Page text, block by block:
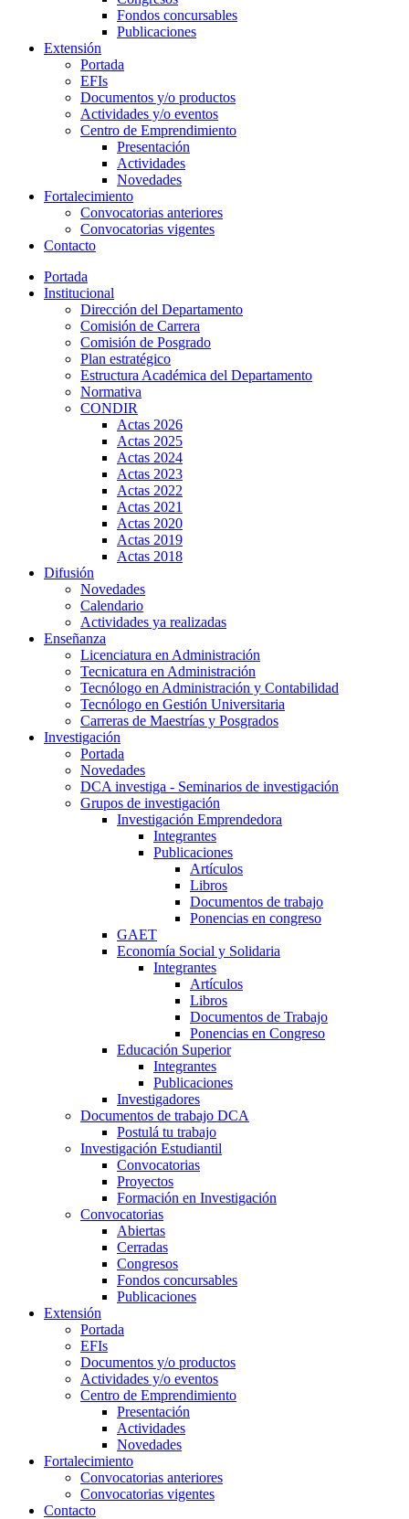
Fondos concursables
Publicaciones
Extensión
Portada
EFIs
Documentos y/o productos
Actividades y/o eventos
Centro de Emprendimiento
Presentación
Actividades
Novedades
Fortalecimiento
Convocatorias anteriores
Convocatorias vigentes
Contacto
Portada
Institucional
Dirección del Departamento
Comisión de Carrera
Comisión de Posgrado
Plan estratégico
Estructura Académica del Departamento
Normativa
CONDIR
Actas 2026
Actas 2025
Actas 2024
Actas 2023
Actas 2022
Actas 2021
Actas 2020
Actas 2019
Actas 2018
Difusión
Novedades
Calendario
Actividades ya realizadas
Enseñanza
Licenciatura en Administración
Tecnicatura en Administración
Tecnólogo en Administración y Contabilidad
Tecnólogo en Gestión Universitaria
Carreras de Maestrías y Posgrados
Investigación
Portada
Novedades
DCA investiga - Seminarios de investigación
Grupos de investigación
Investigación Emprendedora
Integrantes
Publicaciones
Artículos
Libros
Documentos de trabajo
Ponencias en congreso
GAET
Economía Social y Solidaria
Integrantes
Artículos
Libros
Documentos de Trabajo
Ponencias en Congreso
Educación Superior
Integrantes
Publicaciones
Investigadores
Documentos de trabajo DCA
Postulá tu trabajo
Investigación Estudiantil
Convocatorias
Proyectos
Formación en Investigación
Convocatorias
Abiertas
Cerradas
Congresos
Fondos concursables
Publicaciones
Extensión
Portada
EFIs
Documentos y/o productos
Actividades y/o eventos
Centro de Emprendimiento
Presentación
Actividades
Novedades
Fortalecimiento
Convocatorias anteriores
Convocatorias vigentes
Contacto